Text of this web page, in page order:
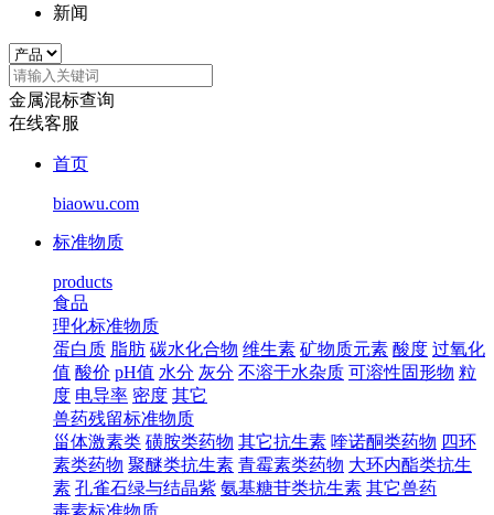
新闻
金属混标查询
在线客服
首页
biaowu.com
标准物质
products
食品
理化标准物质
蛋白质 脂肪 碳水化合物 维生素 矿物质元素 酸度 过氧化
值 酸价 pH值 水分 灰分 不溶于水杂质 可溶性固形物 粒
度 电导率 密度 其它
兽药残留标准物质
甾体激素类 磺胺类药物 其它抗生素 喹诺酮类药物 四环
素类药物 聚醚类抗生素 青霉素类药物 大环内酯类抗生
素 孔雀石绿与结晶紫 氨基糖苷类抗生素 其它兽药
毒素标准物质